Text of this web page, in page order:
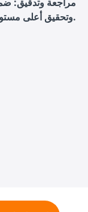
وتحقيق أعلى مستويات الجودة.